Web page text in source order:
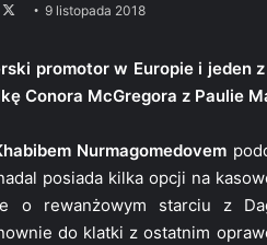
Follow
X
9 listopada 2018
promotor w Europie i jeden
Conora McGregora z Paulie
Nurmagomedovem
posiada kilka opcji na
o rewanżowym starciu z
do klatki z ostatnim